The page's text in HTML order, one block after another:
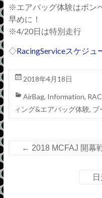
※エアバッグ体験はボン
早めに！
※4/20日は特別走行
◇RacingServiceスケジュ
2018年4月18日
AirBag, Information,
ィング&エアバッグ体験, ブ
← 2018 MCFAJ 開幕